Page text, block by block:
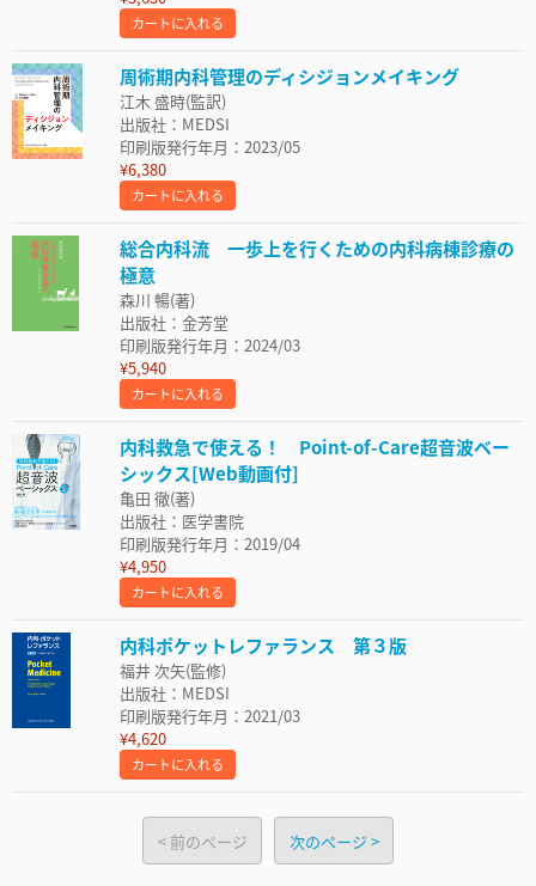
カートに入れる
周術期内科管理のディシジョンメイキング
江木 盛時(監訳)
出版社：MEDSI
印刷版発行年月：2023/05
¥6,380
カートに入れる
総合内科流 一歩上を行くための内科病棟診療の
極意
森川 暢(著)
出版社：金芳堂
印刷版発行年月：2024/03
¥5,940
カートに入れる
内科救急で使える！ Point-of-Care超音波ベー
シックス[Web動画付]
亀田 徹(著)
出版社：医学書院
印刷版発行年月：2019/04
¥4,950
カートに入れる
内科ポケットレファランス 第３版
福井 次矢(監修)
出版社：MEDSI
印刷版発行年月：2021/03
¥4,620
カートに入れる
前のページ 次のページ